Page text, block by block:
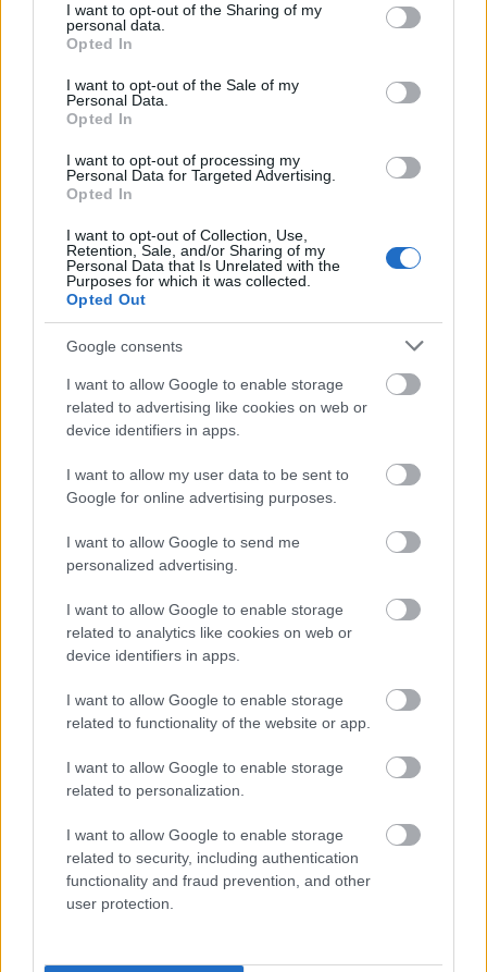
not limited to your visit or usage behaviour. You may click to
grant or deny consent to Google and its third-party tags to
use your data for below specified purposes in below Google
consent section.
I want to opt-out of the Sharing of my
personal data.
Opted In
I want to opt-out of the Sale of my
Personal Data.
Opted In
I want to opt-out of processing my
Personal Data for Targeted Advertising.
Opted In
I want to opt-out of Collection, Use,
Retention, Sale, and/or Sharing of my
Personal Data that Is Unrelated with the
Purposes for which it was collected.
Opted Out
Google consents
I want to allow Google to enable storage
related to advertising like cookies on web or
device identifiers in apps.
I want to allow my user data to be sent to
Google for online advertising purposes.
I want to allow Google to send me
personalized advertising.
I want to allow Google to enable storage
related to analytics like cookies on web or
device identifiers in apps.
I want to allow Google to enable storage
related to functionality of the website or app.
I want to allow Google to enable storage
related to personalization.
I want to allow Google to enable storage
related to security, including authentication
functionality and fraud prevention, and other
user protection.
A Margit híd pesti hídfőjénél látható
francia L'Harmattan kiadó gondozásában a
közelmúltban jelent meg
monográfia, Fekete Vali munkája. A párizsi
kiállítás november 8-áig látogatható.
Forrás:Hirado.hu
Párizs Kiállítás Képzőművészet
LÉTEZIK GYÓGYÍTÓ MÚZEUM?!